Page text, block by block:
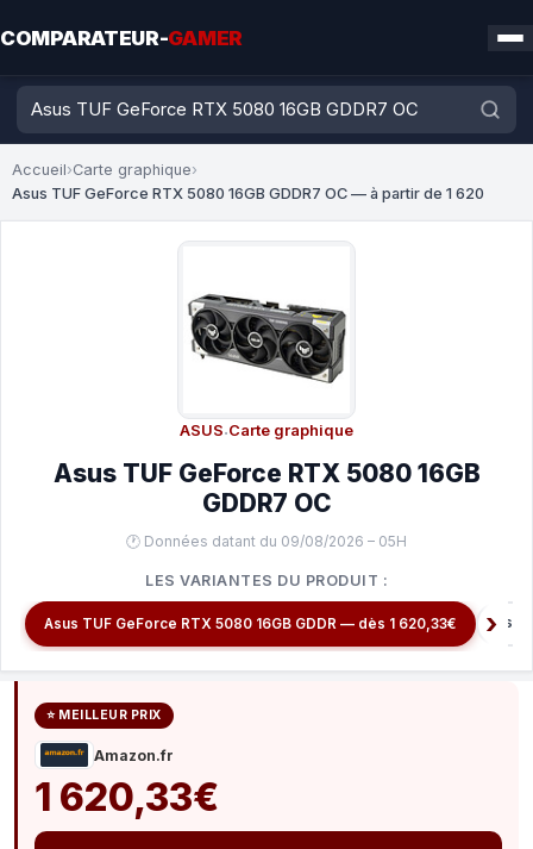
COMPARATEUR-GAMER
Accueil›Carte graphique›
Asus TUF GeForce RTX 5080 16GB GDDR7 OC — à partir de 1 620
ASUS·Carte graphique
Asus TUF GeForce RTX 5080 16GB
GDDR7 OC
🕐 Données datant du 09/08/2026 – 05H
LES VARIANTES DU PRODUIT :
Asus TUF GeForce RTX 5080 16GB GDDR — dès 1 620,33€ Asus
⭐ MEILLEUR PRIX
Amazon.fr
1 620,33€